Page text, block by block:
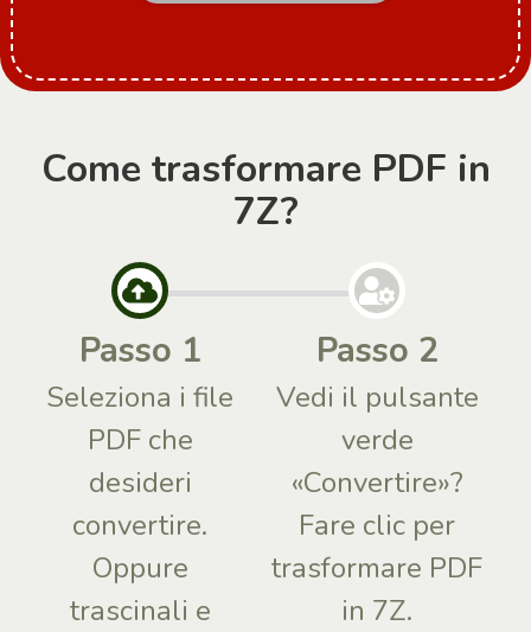
Come trasformare PDF in
7Z?
Passo 1
Seleziona i file
PDF che
desideri
convertire.
Oppure
trascinali e
Passo 2
Vedi il pulsante
verde
«Convertire»?
Fare clic per
trasformare PDF
in 7Z.